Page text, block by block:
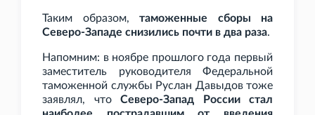
Таким образом, таможенные сборы на
Северо-Западе снизились почти в два раза.
Напомним: в ноябре прошлого года первый
заместитель руководителя Федеральной
таможенной службы Руслан Давыдов тоже
заявлял, что Северо-Запад России стал